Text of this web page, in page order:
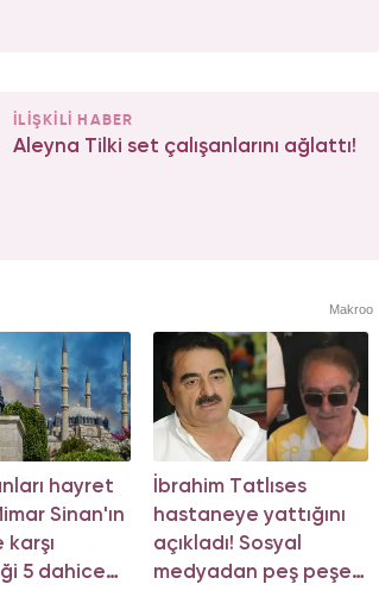
İLİŞKİLİ HABER
Aleyna Tilki set çalışanlarını ağlattı!
Makroo
hayret
Sinan'ın
5 dahice
İbrahim Tatlıses
hastaneye yattığını
açıkladı! Sosyal
medyadan peş peşe